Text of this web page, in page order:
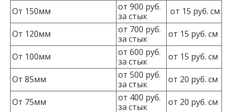
От 150мм
от 900 руб.
за стык
от 15 руб. см
От 120мм
от 700 руб.
за стык
от 15 руб. см
От 100мм
от 600 руб.
за стык
от 15 руб. см
От 85мм
от 500 руб.
за стык
от 20 руб. см
От 75мм
от 400 руб.
за стык
от 20 руб. см